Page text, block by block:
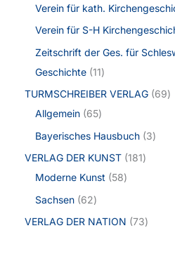
Verein für kath.
Verein für S-H
Zeitschrift der Ges. für
Geschichte 11
TURMSCHREIBER VERLAG 69
Allgemein 65
Bayerisches Hausbuch 3
VERLAG DER KUNST 181
Moderne Kunst
58
Sachsen 62
VERLAG DER NATION 73